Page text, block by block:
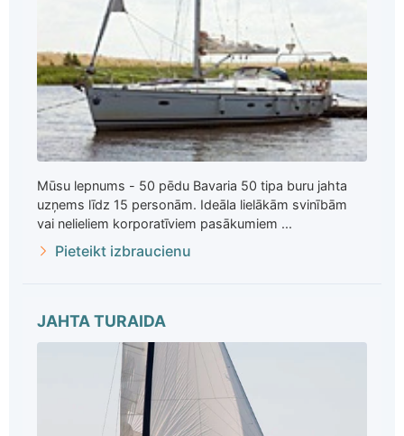
Mūsu lepnums - 50 pēdu Bavaria 50 tipa buru jahta
uzņems līdz 15 personām. Ideāla lielākām svinībām
vai nelieliem korporatīviem pasākumiem ...
Pieteikt izbraucienu
JAHTA TURAIDA